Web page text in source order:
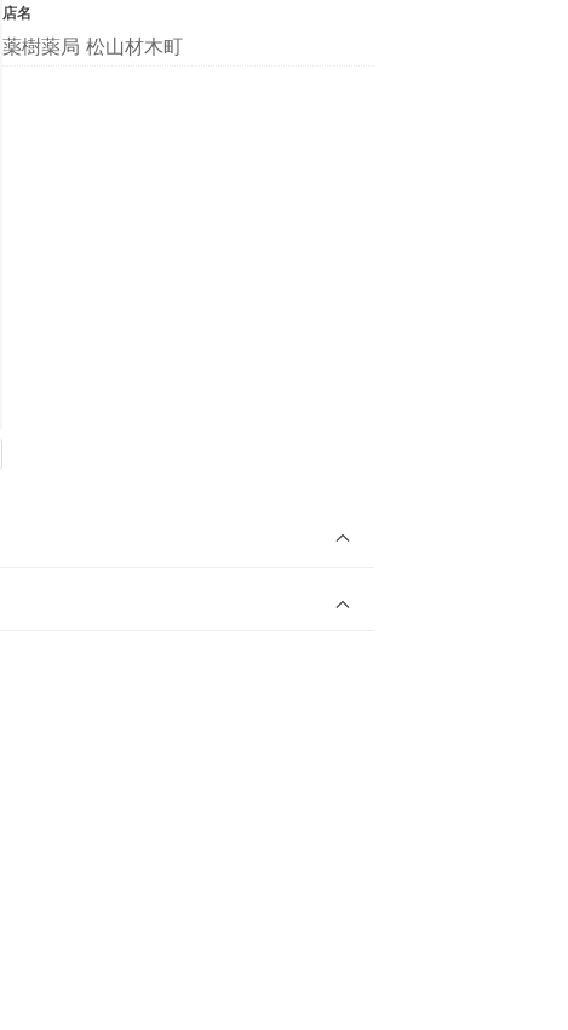
店名
薬樹薬局 松山材木町